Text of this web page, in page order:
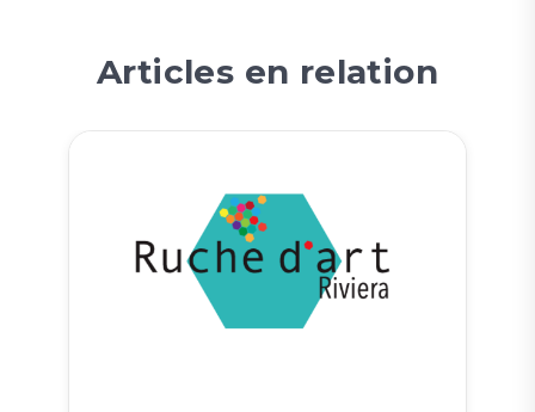
Articles en relation